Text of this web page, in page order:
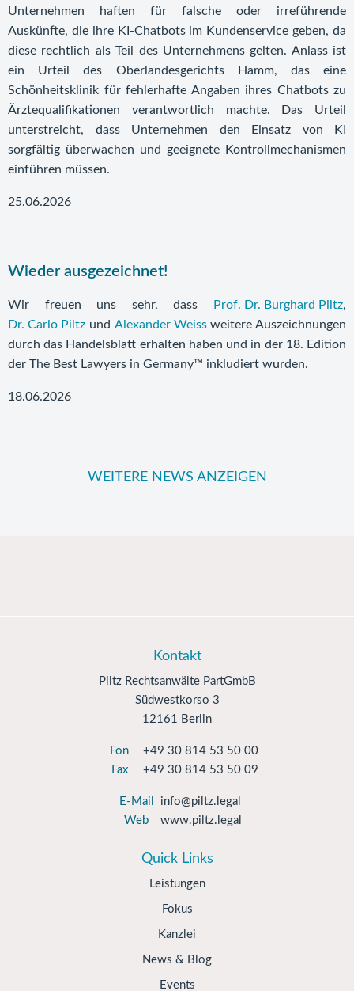
Unternehmen haften für falsche oder irreführende
Auskünfte, die ihre KI-Chatbots im Kundenservice geben, da
diese rechtlich als Teil des Unternehmens gelten. Anlass ist
ein Urteil des Oberlandesgerichts Hamm, das eine
Schönheitsklinik für fehlerhafte Angaben ihres Chatbots zu
Ärztequalifikationen verantwortlich machte. Das Urteil
unterstreicht, dass Unternehmen den Einsatz von KI
sorgfältig überwachen und geeignete Kontrollmechanismen
einführen müssen.
25.06.2026
Wieder ausgezeichnet!
Wir freuen uns sehr, dass Prof. Dr. Burghard Piltz,
Dr. Carlo Piltz und Alexander Weissweitere Auszeichnungen
durch das Handelsblatt erhalten haben und in der 18. Edition
der The Best Lawyers in Germany™ inkludiert wurden.
18.06.2026
WEITERE NEWS ANZEIGEN
Kontakt
Piltz Rechtsanwälte PartGmbB
Südwestkorso 3
12161 Berlin
Fon
+49 30 814 53 50 00
Fax
+49 30 814 53 50 09
E-Mail
info@piltz.legal
Web
www.piltz.legal
Quick Links
Leistungen
Fokus
Kanzlei
News & Blog
Events